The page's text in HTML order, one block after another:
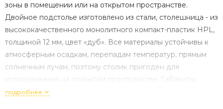
зоны в помещении или на открытом пространстве.
Двойное подстолье изготовлено из стали, столешница - из
высококачественного монолитного компакт-пластик HPL,
толщиной 12 мм, цвет «дуб». Все материалы устойчивы к
атмосферным осадкам, перепадам температур, прямым
солнечным лучам, поэтому столик пригоден для
использования на открытом пространстве. Габариты:
1100×700×750 мм. Габариты упаковки и комплектация
подробнее